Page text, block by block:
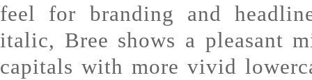
feel for branding and
italic, Bree shows a pleasant
capitals with more vivid